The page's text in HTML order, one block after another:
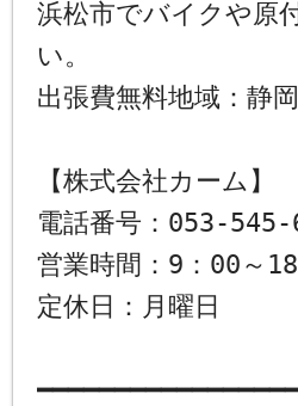
浜松市でバイクや原
い。
出張費無料地域：静
【株式会社カーム】
電話番号：053-545-
営業時間：9：00～
定休日：月曜日